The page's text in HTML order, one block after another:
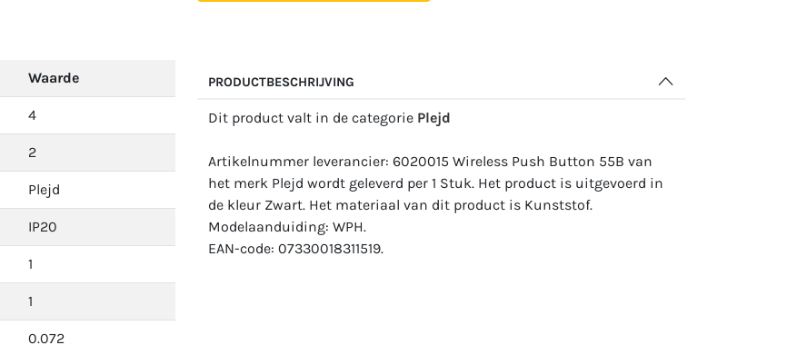
Waarde
4
2
Plejd
IP20
1
1
0.072
PRODUCTBESCHRIJVING
Dit product valt in de categorie Plejd
Artikelnummer leverancier: 6020015 Wireless Push Button 55B van
het merk Plejd wordt geleverd per 1 Stuk. Het product is uitgevoerd in
de kleur Zwart. Het materiaal van dit product is Kunststof.
Modelaanduiding: WPH.
EAN-code: 07330018311519.